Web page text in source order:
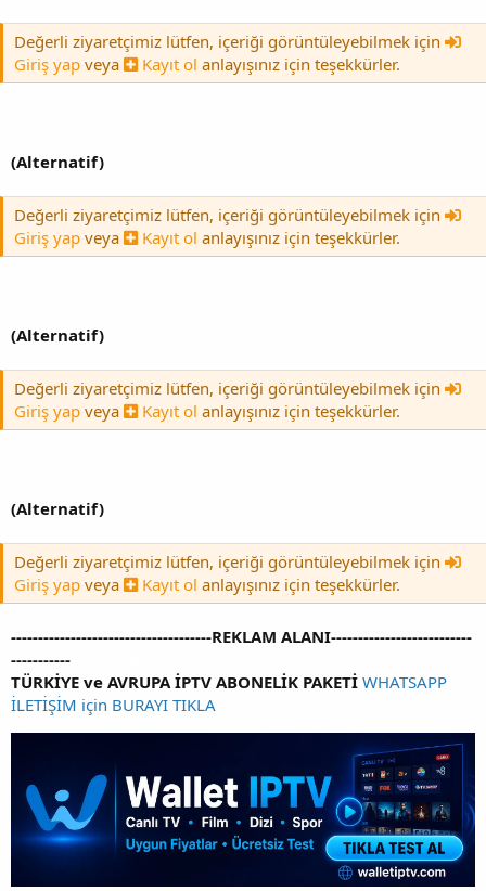
Değerli ziyaretçimiz lütfen, içeriği görüntüleyebilmek için
Giriş yap veya Kayıt ol anlayışınız için teşekkürler.
(Alternatif)
Değerli ziyaretçimiz lütfen, içeriği görüntüleyebilmek için
Giriş yap veya Kayıt ol anlayışınız için teşekkürler.
(Alternatif)
Değerli ziyaretçimiz lütfen, içeriği görüntüleyebilmek için
Giriş yap veya Kayıt ol anlayışınız için teşekkürler.
(Alternatif)
Değerli ziyaretçimiz lütfen, içeriği görüntüleyebilmek için
Giriş yap veya Kayıt ol anlayışınız için teşekkürler.
-------------------------------------REKLAM ALANI--------------------------
-----------
TÜRKİYE ve AVRUPA İPTV ABONELİK PAKETİ WHATSAPP
İLETİŞİM için BURAYI TIKLA